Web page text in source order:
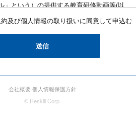
」という）の提供する教育研修動画等(以
作・販売・録画・配信等する教育研修に係
ト等を総称して「著作データ」という)を利
お客様に遵守していただく事項を定めたも
研修講師の方の動画講座の導入、および自
お断りします。判明した場合、即時のサー
、本サービスに関わる総額に対して3を乗じ
及び個人情報の取り扱いに同意して申込む
会社概要 個人情報保護方針
© Reskill Corp.